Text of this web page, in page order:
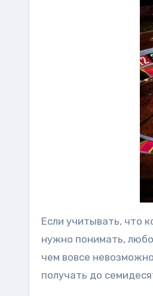
Если учитывать, что
нужно понимать,
чем вовсе
получать до